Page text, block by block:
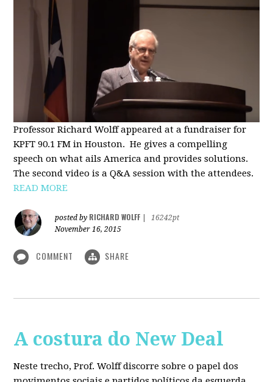
Professor Richard Wolff appeared at a fundraiser for
KPFT 90.1 FM in Houston. He gives a compelling
speech on what ails America and provides solutions.
The second video is a Q&A session with the attendees.
READ MORE
posted by RICHARD WOLFF
16242pt
November 16, 2015
COMMENT SHARE
A costura do New Deal
Neste trecho, Prof. Wolff discorre sobre o papel dos